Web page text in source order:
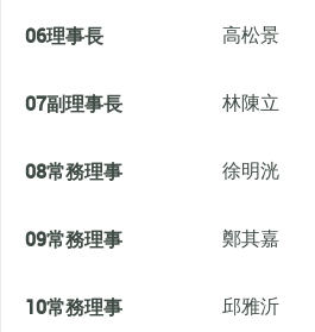
06理事長 高松景
07副理事長 林陳立
08常務理事 徐明洸
09常務理事 鄭其嘉
10常務理事 邱雅沂